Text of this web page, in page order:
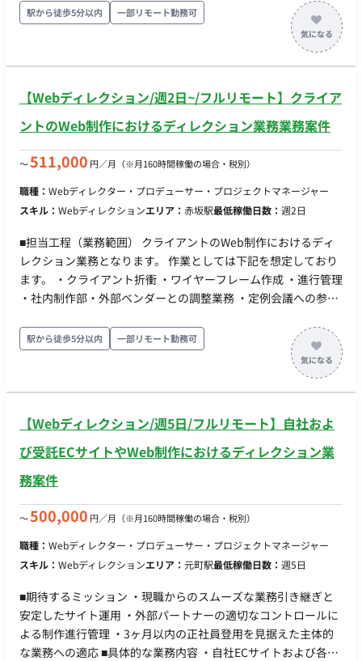
ー/エンジニアへの指示出し ・クライアント及び代理店折衝 ・
定例会議への参加 などに従事いただきます。 勤務時間：10:00
駅から徒歩5分以内 一部リモート勤務可
【Webディレクション/週2日~/フルリモート】クライア
ントのWeb制作におけるディレクション業務業務案件
〜511,000 円／月 （※月160時間稼働の場合・税別）
職種： Webディレクター・プロデューサー・プロジェクトマネージャー
スキル： Webディレクションエリア： 赤坂駅最低稼働日数： 週2日
■担当工程（業務範囲） クライアントのWeb制作におけるディ
レクション業務となります。 作業としては下記を想定しており
ます。 ・クライアント折衝 ・ワイヤーフレーム作成 ・進行管理
・社内制作部・外部ベンダーとの調整業務 ・定例会議への参加
月～ ■出社・リモート頻度：応相談 ※週1・2出社いただける
方だと好ましい
駅から徒歩5分以内 一部リモート勤務可
【Webディレクション/週5日/フルリモート】自社およ
び受託ECサイトやWeb制作におけるディレクション業
務案件
〜500,000 円／月 （※月160時間稼働の場合・税別）
職種： Webディレクター・プロデューサー・プロジェクトマネージャー
スキル： Webディレクションエリア： 元町駅最低稼働日数： 週5日
■期待するミッション ・現職からのスムーズな業務引き継ぎと
安定したサイト運用 ・外部パートナーの適切なコントロールに
よる制作進行管理 ・3ヶ月以内の正社員登用を見据えた主体的
な業務への適応 ■具体的な業務内容 ・自社ECサイトおよび各種